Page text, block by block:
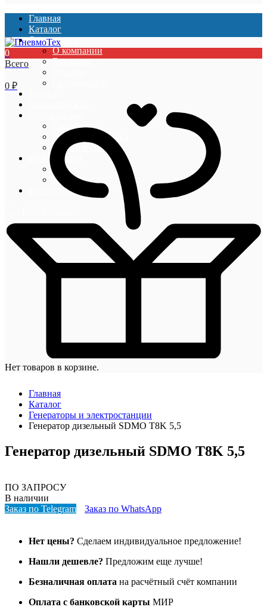
Главная
Каталог
О компании
О компании
Вакансии
Гарантии
Оплата и доставка
Акции и скидки
Информация
Блог
Новости
Контакты
0
Всего
0 ₽
Нет товаров в корзине.
Главная
Каталог
Генераторы и электростанции
Генератор дизельный SDMO T8K 5,5
Генератор дизельный SDMO T8K 5,5
ПО ЗАПРОСУ
В наличии
Заказ по Telegram
Заказ по WhatsApp
Нет цены? Сделаем индивидуальное предложение!
Нашли дешевле? Предложим еще лучше!
Безналичная оплата на расчётный счёт компании
Оплата с банковской карты МИР